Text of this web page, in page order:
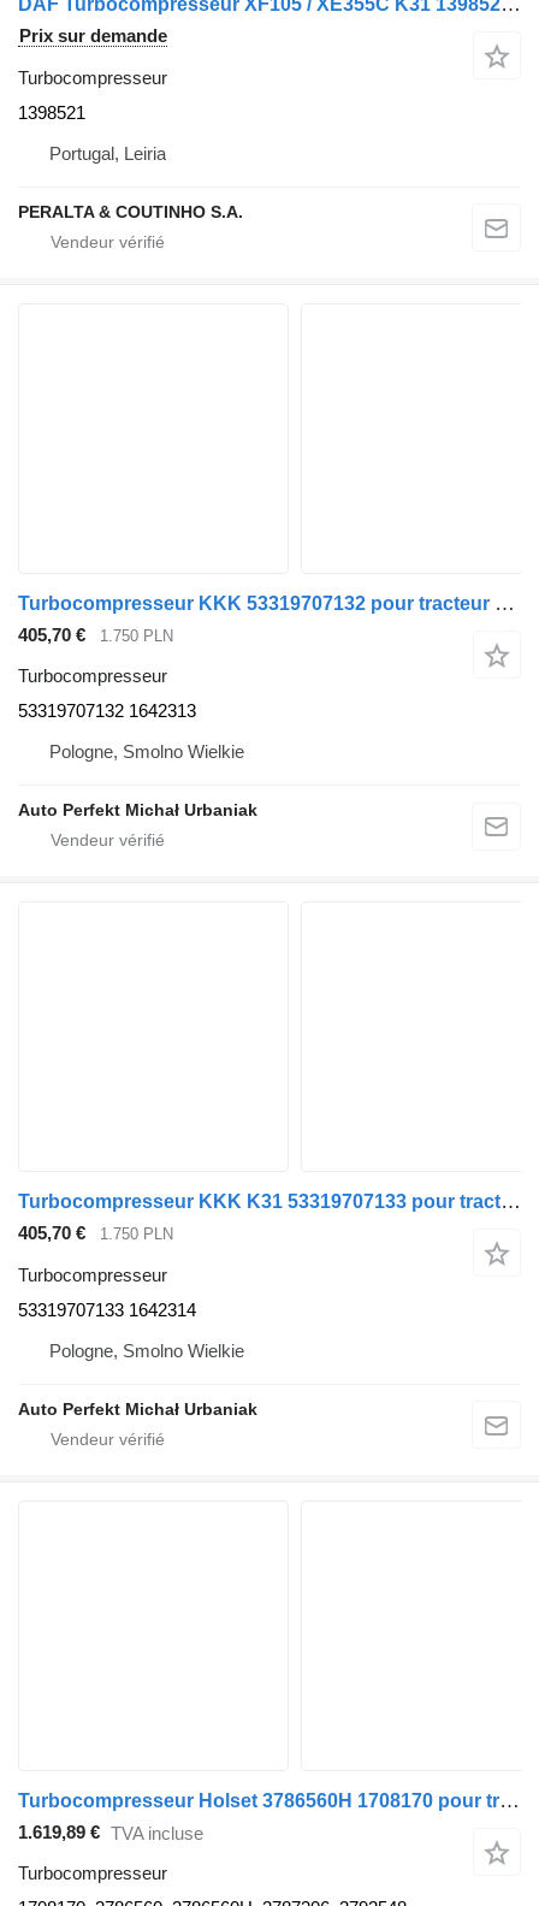
Prix sur demande
Turbocompresseur
1398521
Portugal, Leiria
PERALTA & COUTINHO S.A.
Turbocompresseur KKK 53319707132 pour tracteur routier DAF
405,70 € 1.750 PLN
Turbocompresseur
53319707132 1642313
Pologne, Smolno Wielkie
Auto Perfekt Michał Urbaniak
Turbocompresseur KKK K31 53319707133 pour tracteur routier DAF
405,70 € 1.750 PLN
Turbocompresseur
53319707133 1642314
Pologne, Smolno Wielkie
Auto Perfekt Michał Urbaniak
Turbocompresseur Holset 3786560H 1708170 pour tracteur routier DAF LF
1.619,89 € TVA incluse
Turbocompresseur